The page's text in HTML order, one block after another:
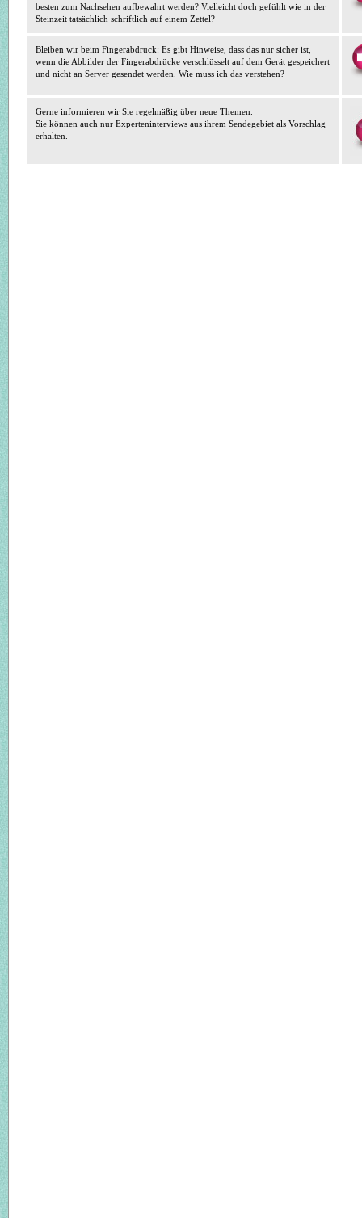
besten zum Nachsehen aufbewahrt werden? Vielleicht doch gefühlt wie in der
Steinzeit tatsächlich schriftlich auf einem Zettel?
Bleiben wir beim Fingerabdruck: Es gibt Hinweise, dass das nur sicher ist,
wenn die Abbilder der Fingerabdrücke verschlüsselt auf dem Gerät gespeichert
und nicht an Server gesendet werden. Wie muss ich das verstehen?
Gerne informieren wir Sie regelmäßig über neue Themen.
Sie können auch nur Experteninterviews aus ihrem Sendegebiet als Vorschlag
erhalten.